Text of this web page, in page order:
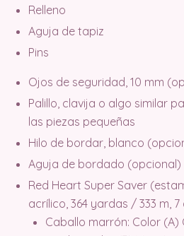
Relleno
Aguja de tapiz
Pins
Ojos de seguridad, 10 mm
Palillo, clavija o algo similar
las piezas pequeñas
Hilo de bordar, blanco
Aguja de bordado (opcional)
Red Heart Super Saver
acrílico, 364 yardas / 333 m, 7
Caballo marrón: Color (A)